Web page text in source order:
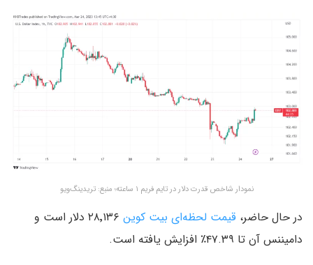
نمودار شاخص قدرت دلار در تایم فریم ۱ ساعته؛ منبع: تریدینگ‌ویو
در حال حاضر، قیمت لحظه‌ای بیت کوین
۲۸٬۱۳۶ دلار است و
دامیننس آن تا ۴۷.۳۹٪ افزایش یافته است.